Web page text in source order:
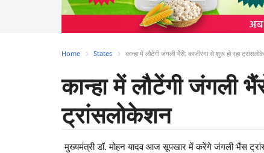
Home States कान्हा में लौटेंगी जंगली भैंसें: काजीरंगा से शुरू हो रहा
कान्हा में लौटेंगी जंगली
ट्रांसलोकेशन
मुख्यमंत्री डॉ. मोहन यादव आज सूपखार में करेंगे जंगली भैंस